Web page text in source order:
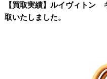
【買取実績】ルイヴィト
取いたしました。